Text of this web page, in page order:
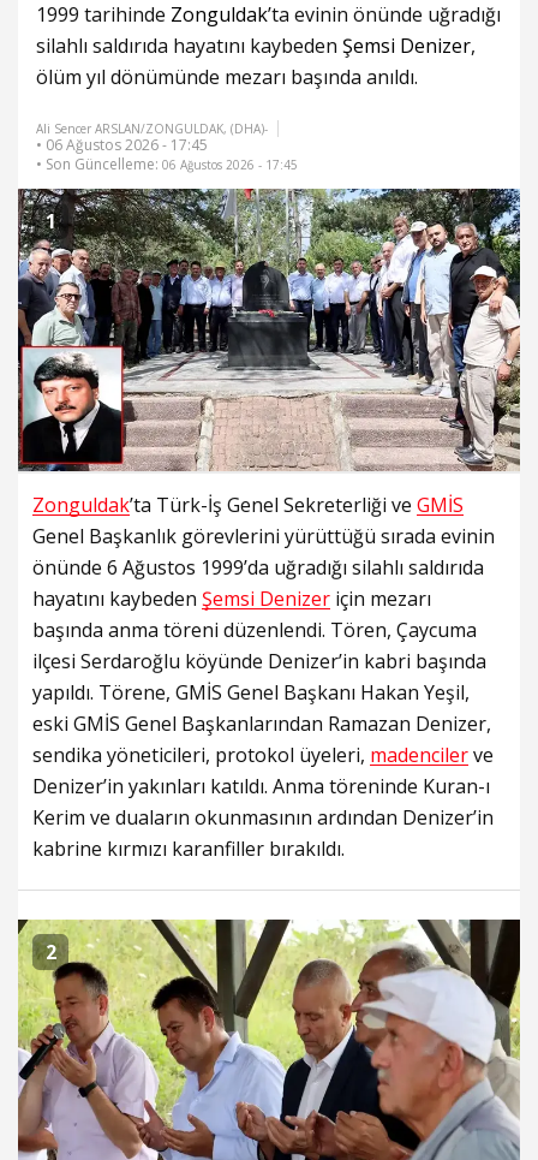
1999 tarihinde Zonguldak’ta evinin önünde uğradığı
silahlı saldırıda hayatını kaybeden Şemsi Denizer,
ölüm yıl dönümünde mezarı başında anıldı.
Ali Sencer ARSLAN/ZONGULDAK, (DHA)-
• 06 Ağustos 2026 - 17:45
• Son Güncelleme: 06 Ağustos 2026 - 17:45
1
Zonguldak’ta Türk-İş Genel Sekreterliği ve GMİS
Genel Başkanlık görevlerini yürüttüğü sırada evinin
önünde 6 Ağustos 1999’da uğradığı silahlı saldırıda
hayatını kaybeden Şemsi Denizer için mezarı
başında anma töreni düzenlendi. Tören, Çaycuma
ilçesi Serdaroğlu köyünde Denizer’in kabri başında
yapıldı. Törene, GMİS Genel Başkanı Hakan Yeşil,
eski GMİS Genel Başkanlarından Ramazan Denizer,
sendika yöneticileri, protokol üyeleri, madencilerve
Denizer’in yakınları katıldı. Anma töreninde Kuran-ı
Kerim ve duaların okunmasının ardından Denizer’in
kabrine kırmızı karanfiller bırakıldı.
2